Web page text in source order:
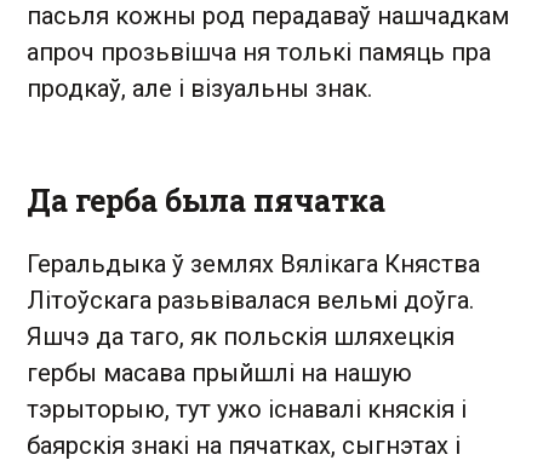
пасьля кожны род перадаваў нашчадкам
апроч прозьвішча ня толькі памяць пра
продкаў, але і візуальны знак.
Да герба была пячатка
Геральдыка ў землях Вялікага Княства
Літоўскага разьвівалася вельмі доўга.
Яшчэ да таго, як польскія шляхецкія
гербы масава прыйшлі на нашую
тэрыторыю, тут ужо існавалі княскія і
баярскія знакі на пячатках, сыгнэтах і